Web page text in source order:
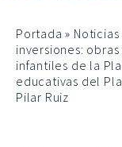
Portada » Noticias
inversiones:
infantiles de la
educativas del
Pilar Ruiz